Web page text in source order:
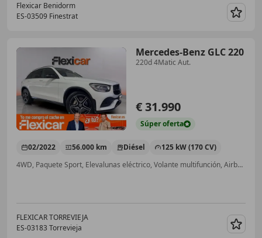
Flexicar Benidorm
ES-03509 Finestrat
Mercedes-Benz GLC 220
220d 4Matic Aut.
€ 31.990
Súperoferta
02/2022 56.000 km Diésel
125 kW (170 CV)
4WD, Paquete Sport, Elevalunas eléctrico, Volante multifunción, Airbags laterales, ABS, Cierre centralizado, Sensor de lluvia
FLEXICAR TORREVIEJA
ES-03183 Torrevieja